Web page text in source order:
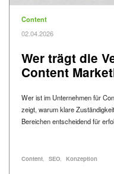
Kategorie
Content
Veröffentlicht am
02.04.2026
Wer trägt die
Content
Wer ist im Unternehmen für
zeigt, warum klare
Bereichen entscheidend für
Schlagworte
Alle Blogartikel mit dem
Content" anzeigen
Alle Blogartikel mit dem
SEO" anzeigen
Alle Blogartikel
Konzeption